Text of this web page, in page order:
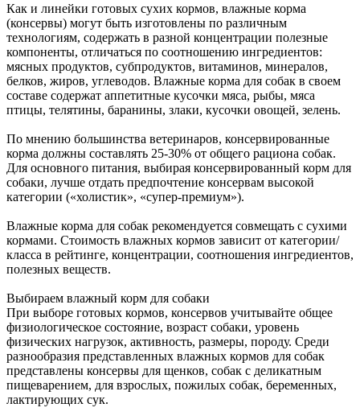
Как и линейки готовых сухих кормов, влажные корма
(консервы) могут быть изготовлены по различным
технологиям, содержать в разной концентрации полезные
компоненты, отличаться по соотношению ингредиентов:
мясных продуктов, субпродуктов, витаминов, минералов,
белков, жиров, углеводов. Влажные корма для собак в своем
составе содержат аппетитные кусочки мяса, рыбы, мяса
птицы, телятины, баранины, злаки, кусочки овощей, зелень.
По мнению большинства ветеринаров, консервированные
корма должны составлять 25-30% от общего рациона собак.
Для основного питания, выбирая консервированный корм для
собаки, лучше отдать предпочтение консервам высокой
категории («холистик», «супер-премиум»).
Влажные корма для собак рекомендуется совмещать с сухими
кормами. Стоимость влажных кормов зависит от категории/
класса в рейтинге, концентрации, соотношения ингредиентов,
полезных веществ.
Выбираем влажный корм для собаки
При выборе готовых кормов, консервов учитывайте общее
физиологическое состояние, возраст собаки, уровень
физических нагрузок, активность, размеры, породу. Среди
разнообразия представленных влажных кормов для собак
представлены консервы для щенков, собак с деликатным
пищеварением, для взрослых, пожилых собак, беременных,
лактирующих сук.